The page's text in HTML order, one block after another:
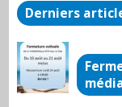
Derniers